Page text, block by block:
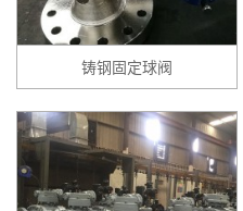
铸钢固定球阀